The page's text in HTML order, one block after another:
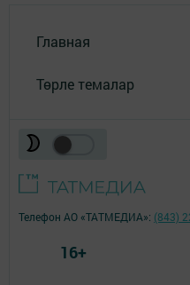
Главная
Төрле темалар
Телефон АО «ТАТМЕДИА»: (843)
16+